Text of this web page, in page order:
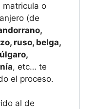
matricula o
(de
ruso, belga,
, etc… te
el proceso.
al de